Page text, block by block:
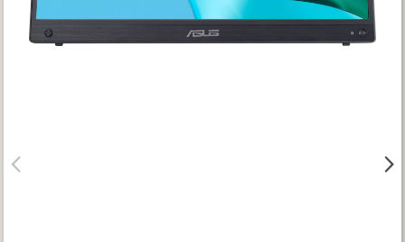
Gyártók
Dokumentumok
 